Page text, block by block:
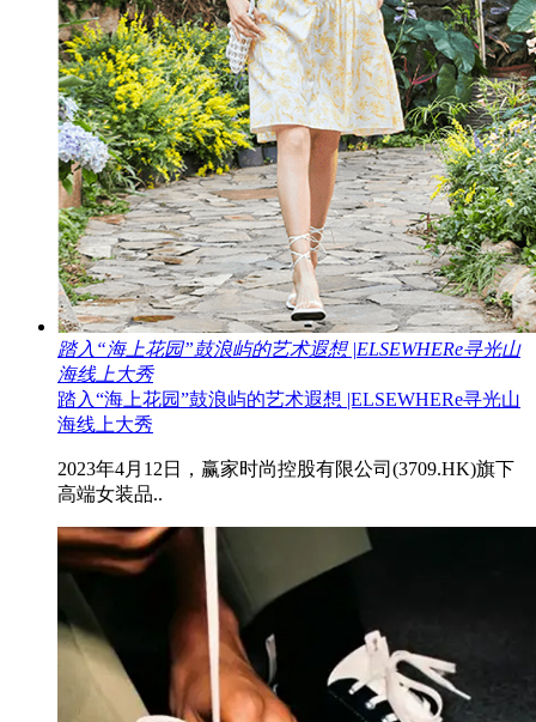
踏入“海上花园”鼓浪屿的艺术遐想 |ELSEWHERe寻光山
海线上大秀
踏入“海上花园”鼓浪屿的艺术遐想 |ELSEWHERe寻光山
海线上大秀
2023年4月12日，赢家时尚控股有限公司(3709.HK)旗下
高端女装品..